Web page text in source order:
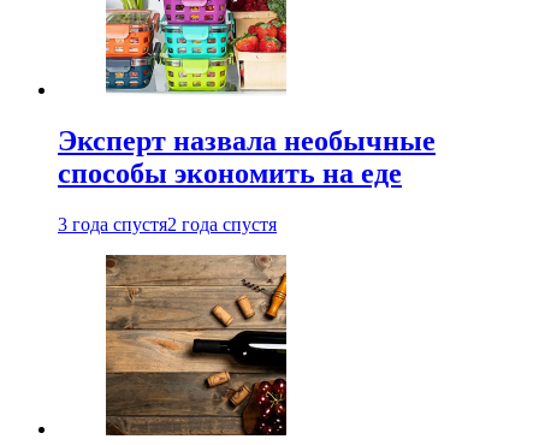
Эксперт назвала необычные
способы экономить на еде
3 года спустя2 года спустя